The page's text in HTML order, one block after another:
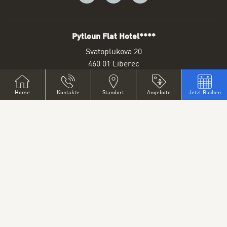
Pytloun Flat Hotel****
Svatoplukova 20
460 01 Liberec
Czech Republic
+420 608 822 822
Email
Home Kontakte Standort Angebote Jetzt Buchen